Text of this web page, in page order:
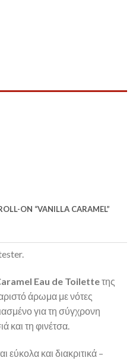
ON “VANILLA CARAMEL”
Eau de Toiletteτης
άρωμα με νότες
για τη σύγχρονη
και τη φινέτσα.
εύκολα και διακριτικά –